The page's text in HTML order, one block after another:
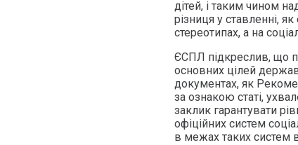
дітей, і таким чином
різниця у ставленні,
стереотипах, а на
ЄСПЛ підкреслив, що
основних цілей
документах, як
за ознакою статі,
заклик гарантувати
офіційних систем
в межах таких систем